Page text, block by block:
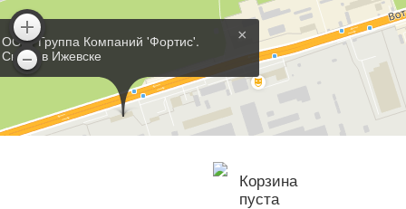
×
ООО 'Группа Компаний 'Фортис'.
Склад в Ижевске
Корзина
пуста